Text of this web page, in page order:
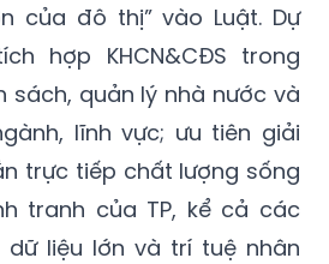
của đô thị” vào Luật. Dự
hợp KHCN&CĐS trong
sách, quản lý nhà nước và
lĩnh vực; ưu tiên giải
trực tiếp chất lượng sống
tranh của TP, kể cả các
liệu lớn và trí tuệ nhân